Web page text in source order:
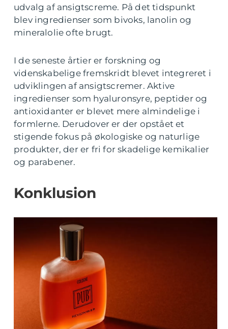
udvalg af ansigtscreme. På det tidspunkt
blev ingredienser som bivoks, lanolin og
mineralolie ofte brugt.
I de seneste årtier er forskning og
videnskabelige fremskridt blevet integreret i
udviklingen af ansigtscremer. Aktive
ingredienser som hyaluronsyre, peptider og
antioxidanter er blevet mere almindelige i
formlerne. Derudover er der opstået et
stigende fokus på økologiske og naturlige
produkter, der er fri for skadelige kemikalier
og parabener.
Konklusion